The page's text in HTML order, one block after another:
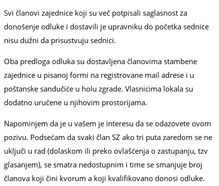
Svi članovi zajednice koji su več potpisali saglasnost za
donošenje odluke i dostavili je upravniku do početka sednice
nisu dužni da prisustvuju sednici.
Oba predloga odluka su dostavljena članovima stambene
zajednice u pisanoj formi na registrovane mail adrese i u
poštanske sandučiće u holu zgrade. Vlasnicima lokala su
dodatno uručene u njihovim prostorijama.
Napominjem da je u vašem je interesu da se odazovete ovom
pozivu. Podsećam da svaki član SZ ako tri puta zaredom se ne
uključi u rad (dolaskom ili preko ovlašćenja o zastupanju, tzv
glasanjem), se smatra nedostupnim i time se smanjuje broj
članova koji čini kvorum a koji kvalifikovano donosi odluke.